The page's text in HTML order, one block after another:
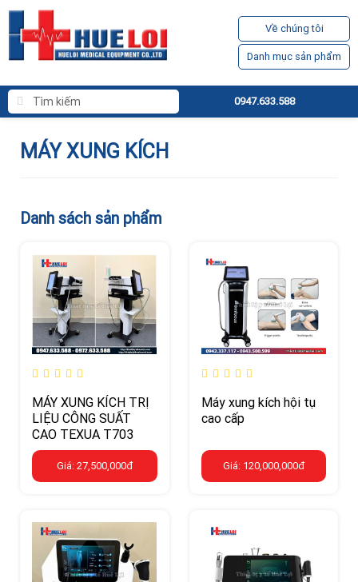
Về chúng tôi
Danh mục sản phẩm
0947.633.588
MÁY XUNG KÍCH
Danh sách sản phẩm
MÁY XUNG KÍCH TRỊ
LIỆU CÔNG SUẤT
CAO TEXUA T703
Giá: 27,500,000đ
Máy xung kích hội tụ
cao cấp
Giá: 120,000,000đ